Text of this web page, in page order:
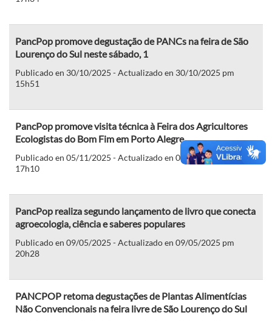
PancPop promove degustação de PANCs na feira de São
Lourenço do Sul neste sábado, 1
Publicado en 30/10/2025 - Actualizado en 30/10/2025 pm
15h51
PancPop promove visita técnica à Feira dos Agricultores
Ecologistas do Bom Fim em Porto Alegre
Publicado en 05/11/2025 - Actualizado en 05/11/2025 pm
17h10
PancPop realiza segundo lançamento de livro que conecta
agroecologia, ciência e saberes populares
Publicado en 09/05/2025 - Actualizado en 09/05/2025 pm
20h28
PANCPOP retoma degustações de Plantas Alimentícias
Não Convencionais na feira livre de São Lourenço do Sul